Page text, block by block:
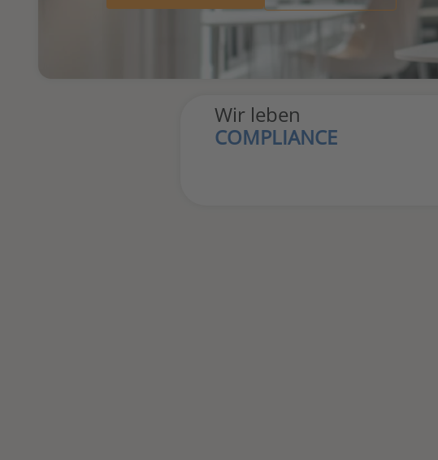
Wir leben
COMPLIANCE